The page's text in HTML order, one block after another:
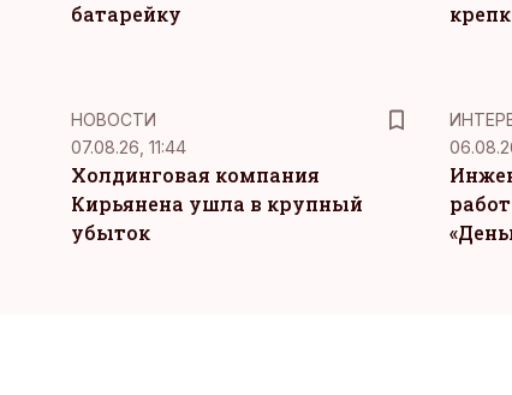
батарейку
НОВОСТИ
07.08.26, 11:44
Холдинговая компания
Кирьянена ушла в крупный
убыток